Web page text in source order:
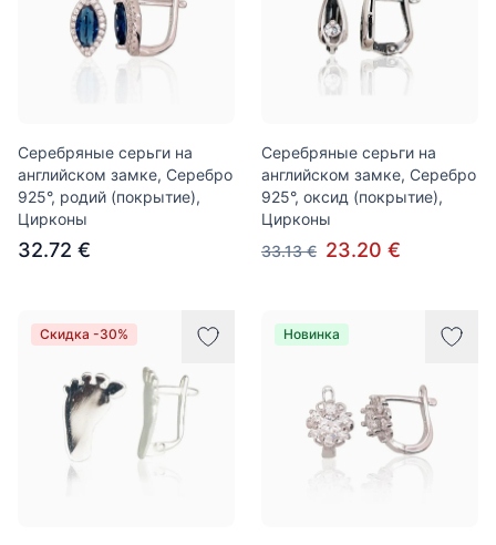
Серебряные серьги на
английском замке, Серебро
925°, родий (покрытие),
Цирконы
32.72 €
Серебряные серьги на
английском замке, Серебро
925°, оксид (покрытие),
Цирконы
33.13 € 23.20 €
Скидка -30% Новинка